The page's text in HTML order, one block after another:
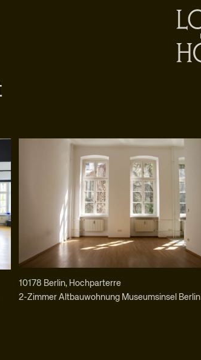
10178 Berlin, Hochparterre
2-Zimmer Altbauwohnung Museumsinsel Berlin